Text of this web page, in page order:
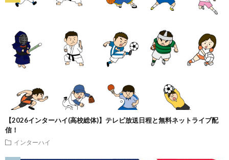
【2026インターハイ(高校総体)】テレビ放送日程と無料ネットライブ配
信！
インターハイ